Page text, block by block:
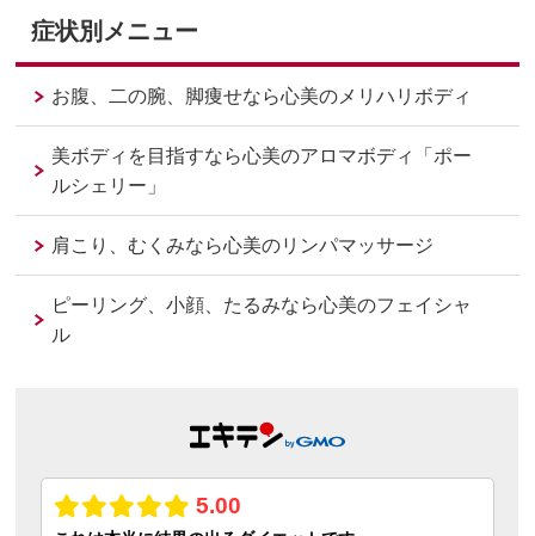
症状別メニュー
お腹、二の腕、脚痩せなら心美のメリハリボディ
美ボディを目指すなら心美のアロマボディ「ポー
ルシェリー」
肩こり、むくみなら心美のリンパマッサージ
ピーリング、小顔、たるみなら心美のフェイシャ
ル